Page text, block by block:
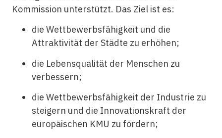
Kommission unterstützt. Das Ziel ist es:
die Wettbewerbsfähigkeit und die
Attraktivität der Städte zu erhöhen;
die Lebensqualität der Menschen zu
verbessern;
die Wettbewerbsfähigkeit der Industrie zu
steigern und die Innovationskraft der
europäischen KMU zu fördern;